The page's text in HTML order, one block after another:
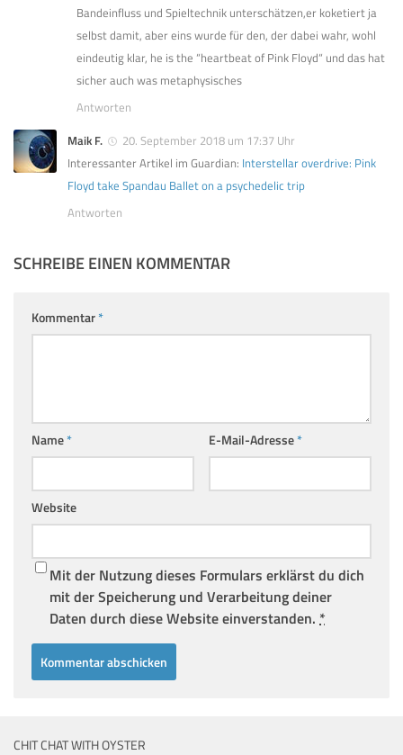
Bandeinfluss und Spieltechnik unterschätzen,er koketiert ja
selbst damit, aber eins wurde für den, der dabei wahr, wohl
eindeutig klar, he is the “heartbeat of Pink Floyd“ und das hat
sicher auch was metaphysisches
Antworten
Maik F.
20. September 2018 um 17:37 Uhr
Interessanter Artikel im Guardian: Interstellar overdrive: Pink
Floyd take Spandau Ballet on a psychedelic trip
Antworten
SCHREIBE EINEN KOMMENTAR
Kommentar*
Name* E-Mail-Adresse*
Website
Mit der Nutzung dieses Formulars erklärst du dich
mit der Speicherung und Verarbeitung deiner
Daten durch diese Website einverstanden. *
CHIT CHAT WITH OYSTER